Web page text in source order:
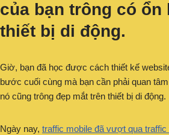
của bạn trông có ổn
thiết bị di động.
Giờ, bạn đã học được cách thiết kế
bước cuối cùng mà bạn cần phải quan
nó cũng trông đẹp mắt trên thiết bị di động.
Ngày nay, traffic mobile đã vượt qua